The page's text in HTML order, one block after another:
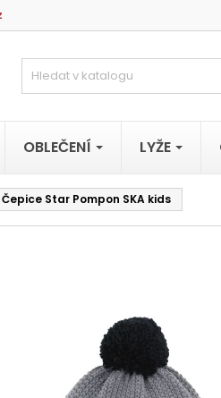
OBLEČENÍ LYŽE
Čepice Star Pompon SKA kids